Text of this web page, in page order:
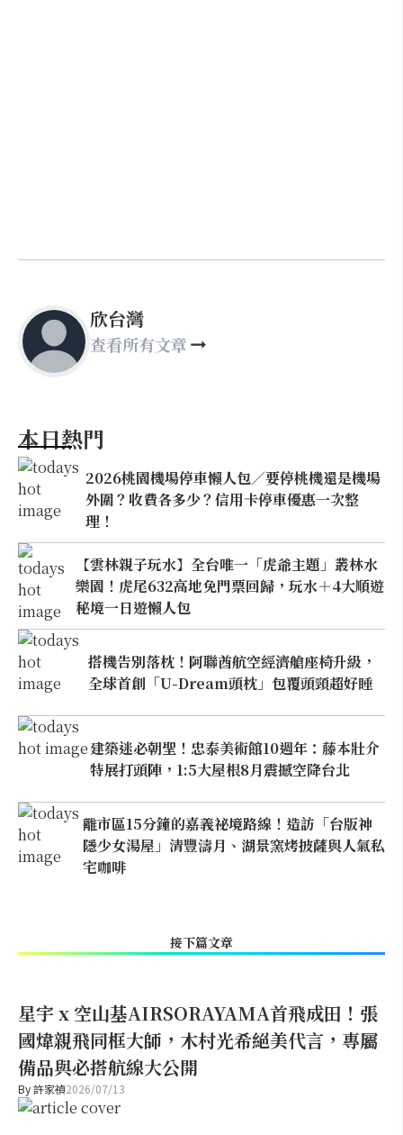
欣台灣
查看所有文章
本日熱門
2026桃園機場停車懶人包／要停桃機還是機場
外圍？收費各多少？信用卡停車優惠一次整
理！
【雲林親子玩水】全台唯一「虎爺主題」叢林水
樂園！虎尾632高地免門票回歸，玩水＋4大順遊
秘境一日遊懶人包
搭機告別落枕！阿聯酋航空經濟艙座椅升級，
全球首創「U-Dream頭枕」包覆頭頸超好睡
建築迷必朝聖！忠泰美術館10週年：藤本壯介
特展打頭陣，1:5大屋根8月震撼空降台北
離市區15分鐘的嘉義祕境路線！造訪「台版神
隱少女湯屋」清豐濤月、湖景窯烤披薩與人氣私
宅咖啡
接下篇文章
星宇 x 空山基AIRSORAYAMA首飛成田！張
國煒親飛同框大師，木村光希絕美代言，專屬
備品與必搭航線大公開
By許家禎2026/07/13